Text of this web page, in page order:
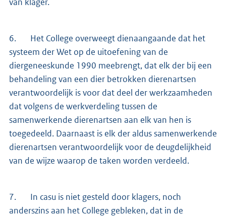
6. Het College overweegt dienaangaande dat het
systeem der Wet op de uitoefening van de
diergeneeskunde 1990 meebrengt, dat elk der bij een
behandeling van een dier betrokken dierenartsen
verantwoordelijk is voor dat deel der werkzaamheden
dat volgens de werkverdeling tussen de
samenwerkende dierenartsen aan elk van hen is
toegedeeld. Daarnaast is elk der aldus samenwerkende
dierenartsen verantwoordelijk voor de deugdelijkheid
van de wijze waarop de taken worden verdeeld.
7. In casu is niet gesteld door klagers, noch
anderszins aan het College gebleken, dat in de